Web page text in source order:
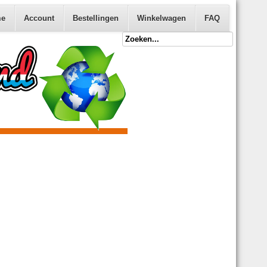
Account Bestellingen Winkelwagen FAQ